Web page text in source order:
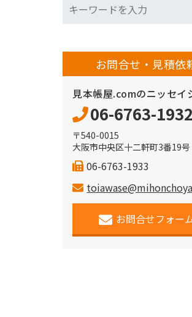
お問合せ・見積依
見本帳屋.comのニッセイ
06-6763-1932
〒540-0015
大阪市中央区十二軒町3番19号
06-6763-1933
お問合せフォー